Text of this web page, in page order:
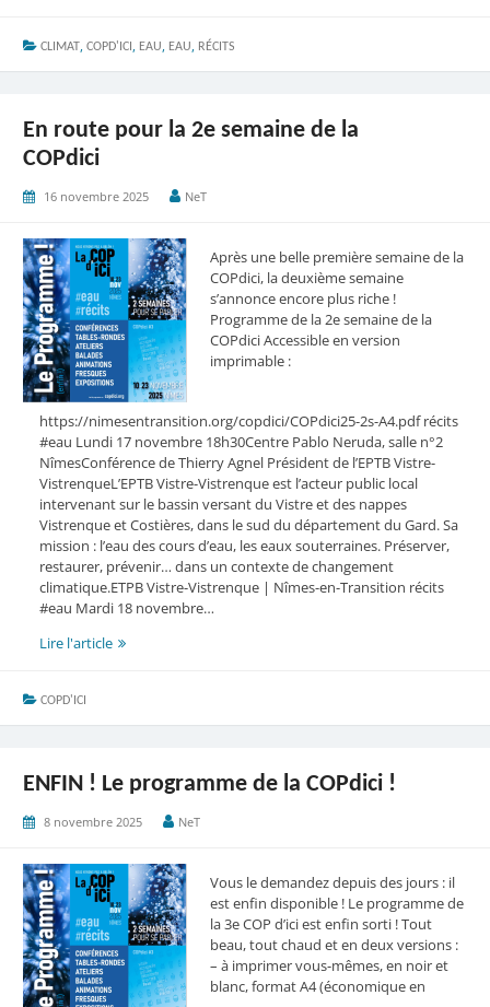
la
COPdici
CLIMAT, COPD'ICI , EAU, EAU, RÉCITS
En route pour la 2e semaine de la
COPdici
16 novembre 2025 NeT
Après une belle première semaine de la
COPdici, la deuxième semaine
s’annonce encore plus riche !
Programme de la 2e semaine de la
COPdici Accessible en version
imprimable :
https://nimesentransition.org/copdici/COPdici25-2s-A4.pdf récits
#eau Lundi 17 novembre 18h30Centre Pablo Neruda, salle n°2
NîmesConférence de Thierry Agnel Président de l’EPTB Vistre-
VistrenqueL’EPTB Vistre-Vistrenque est l’acteur public local
intervenant sur le bassin ver­sant du Vistre et des nappes
Vistrenque et Costières, dans le sud du département du Gard. Sa
mission : l’eau des cours d’eau, les eaux souterraines. Préserver,
restaurer, prévenir… dans un contexte de changement
climatique.ETPB Vistre-Vistrenque | Nîmes-en-Transition récits
#eau Mardi 18 novembre…
Lire l'articleEn
2e
la
COPD'ICI
ENFIN ! Le programme de la COPdici !
8 novembre 2025 NeT
Vous le demandez depuis des jours : il
est enfin disponible ! Le programme de
la 3e COP d’ici est enfin sorti ! Tout
beau, tout chaud et en deux versions :
– à imprimer vous-mêmes, en noir et
blanc, format A4 (économique en